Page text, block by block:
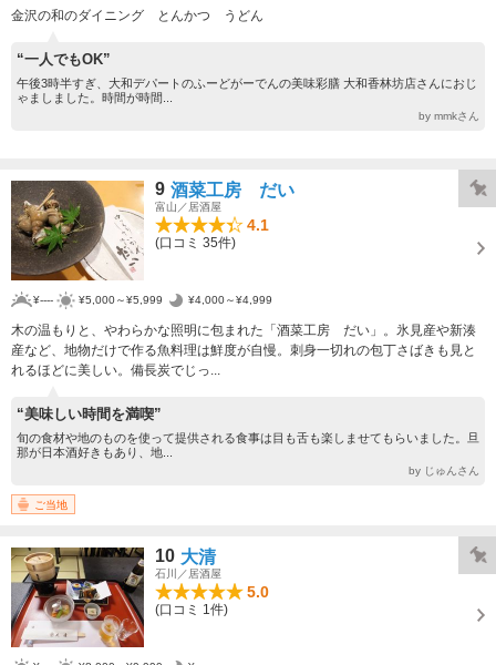
金沢の和のダイニング とんかつ うどん
“一人でもOK”
午後3時半すぎ、大和デパートのふーどがーでんの美味彩膳 大和香林坊店さんにおじ
ゃましました。時間が時間...
by mmkさん
9 酒菜工房 だい
富山／居酒屋
4.1
(口コミ 35件)
¥---- ¥5,000～¥5,999 ¥4,000～¥4,999
木の温もりと、やわらかな照明に包まれた「酒菜工房 だい」。氷見産や新湊
産など、地物だけで作る魚料理は鮮度が自慢。刺身一切れの包丁さばきも見と
れるほどに美しい。備長炭でじっ...
“美味しい時間を満喫”
旬の食材や地のものを使って提供される食事は目も舌も楽しませてもらいました。旦
那が日本酒好きもあり、地...
by じゅんさん
ご当地
10 大清
石川／居酒屋
5.0
(口コミ 1件)